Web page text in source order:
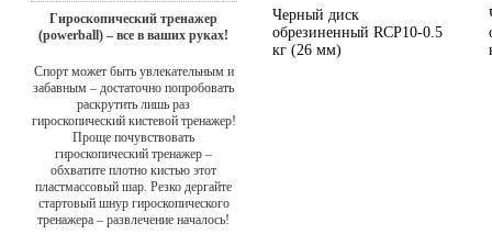
Гироскопический тренажер
(powerball) – все в ваших руках!
Спорт может быть увлекательным и
забавным – достаточно попробовать
раскрутить лишь раз
гироскопический кистевой тренажер!
Проще почувствовать
гироскопический тренажер –
обхватите плотно кистью этот
пластмассовый шар. Резко дергайте
стартовый шнур гироскопического
тренажера – развлечение началось!
Черный диск
обрезиненный RCP10-0.5
кг (26 мм)